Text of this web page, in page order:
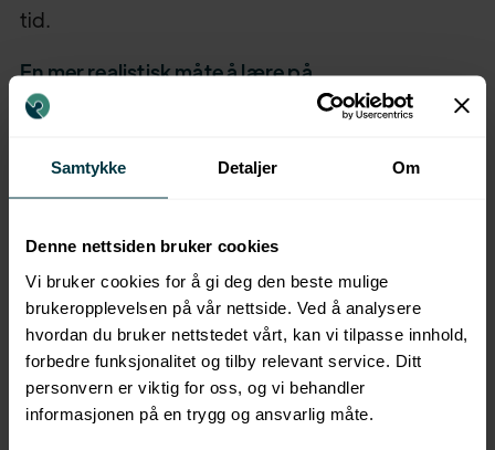
Samtykke Detaljer Om
Denne nettsiden bruker cookies
Vi bruker cookies for å gi deg den beste mulige
brukeropplevelsen på vår nettside. Ved å analysere
hvordan du bruker nettstedet vårt, kan vi tilpasse innhold,
forbedre funksjonalitet og tilby relevant service. Ditt
personvern er viktig for oss, og vi behandler
informasjonen på en trygg og ansvarlig måte.
tid.
En mer realistisk måte å lære på
Arbeidshverdagen er sjelden forutsigbar. Behovet
når behovet faktisk er der.
Dette gjør opplæring mer tilgjengelig og mer
relevant, uten at det går på bekostning av helhet
eller kvalitet.
Microlearning i praksis handler ikke om å erstatte